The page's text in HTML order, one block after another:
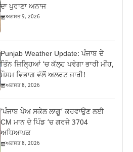
ਦਾ ਪੁਰਾਣਾ ਅਨਾਜ
ਅਗਸਤ 9, 2026
Punjab Weather Update: ਪੰਜਾਬ ਦੇ
ਤਿੰਨ ਜ਼‍ਿਲ੍ਹਿਆਂ ‘ਚ ਕੱਲ੍ਹ ਪਵੇਗਾ ਭਾਰੀ ਮੀਂਹ,
ਮੌਸਮ ਵਿਭਾਗ ਵੱਲੋਂ ਅਲਰਟ ਜਾਰੀ!
ਅਗਸਤ 8, 2026
‘ਪੰਜਾਬ ਪੇਅ ਸਕੇਲ ਲਾਗੂ’ ਕਰਵਾਉਣ ਲਈ
CM ਮਾਨ ਦੇ ਪਿੰਡ ‘ਚ ਗਰਜੇ 3704
ਅਧਿਆਪਕ
ਅਗਸਤ 8, 2026